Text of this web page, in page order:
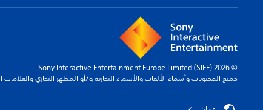
© 2026 Sony Interactive Entertainment Europe Limited (SIEE)
جميع المحتويات وأسماء الألعاب والأسماء التجارية و/أو المظهر التجاري